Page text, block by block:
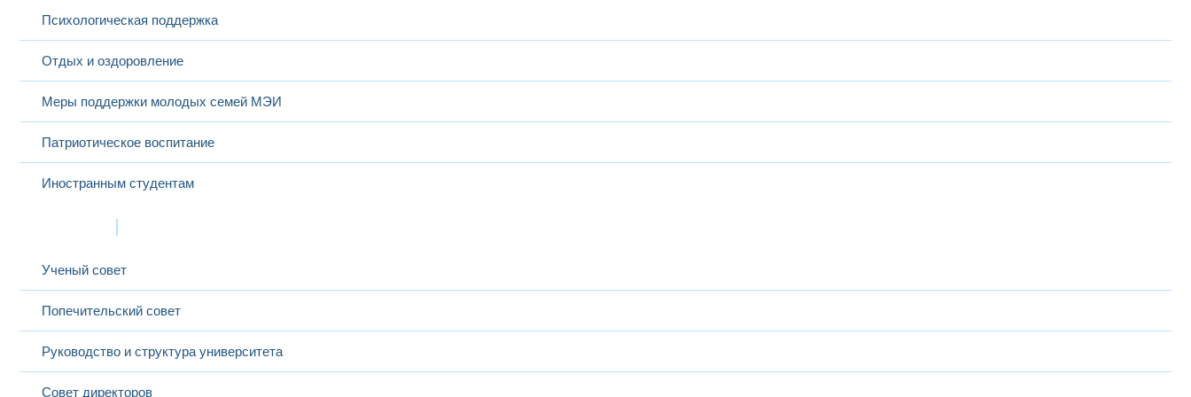
Психологическая поддержка
Отдых и оздоровление
Меры поддержки молодых семей МЭИ
Патриотическое воспитание
Иностранным студентам
Ученый совет
Попечительский совет
Руководство и структура университета
Совет директоров